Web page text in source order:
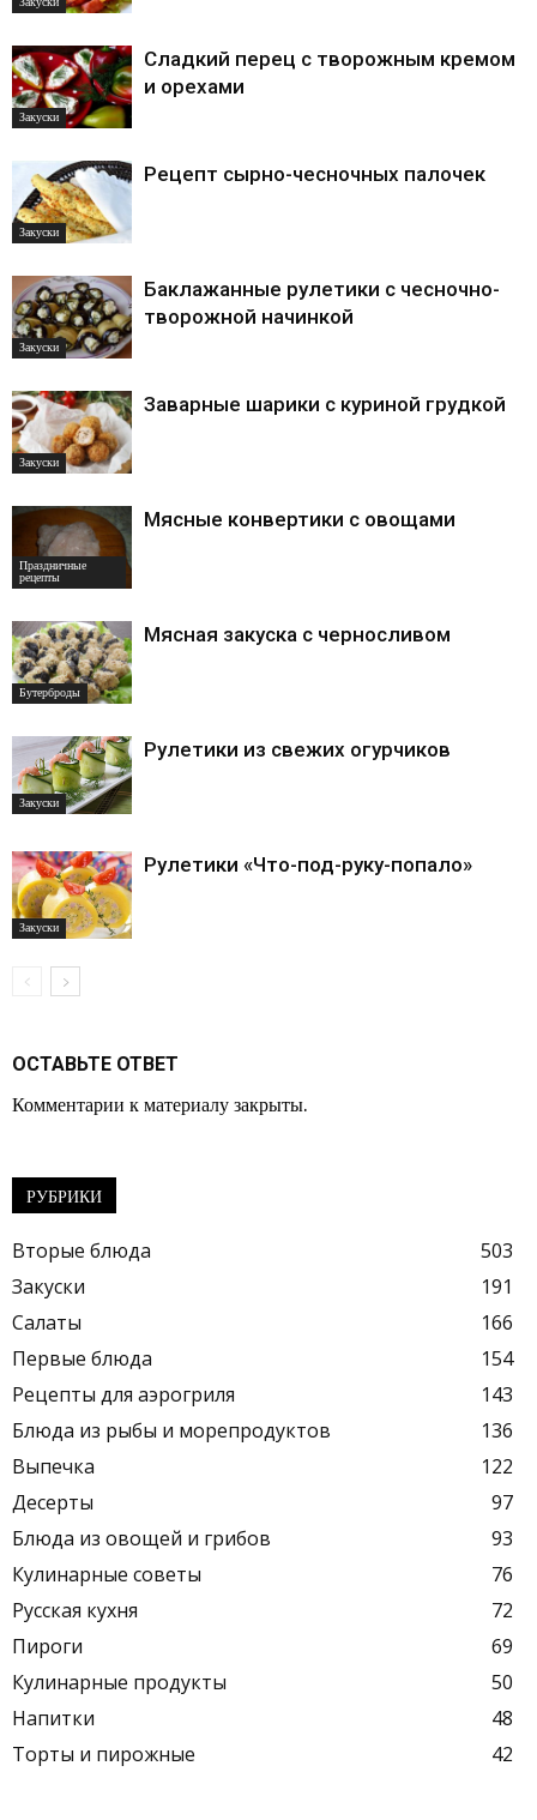
Закуски
Сладкий перец с творожным кремом
и орехами
Закуски
Рецепт сырно-чесночных палочек
Закуски
Баклажанные рулетики с чесночно-
творожной начинкой
Закуски
Заварные шарики с куриной грудкой
Праздничные
рецепты
Мясные конвертики с овощами
Бутерброды
Мясная закуска с черносливом
Закуски
Рулетики из свежих огурчиков
Закуски
Рулетики «Что-под-руку-попало»
ОСТАВЬТЕ ОТВЕТ
Комментарии к материалу закрыты.
РУБРИКИ
Вторые блюда
503
Закуски
191
Салаты
166
Первые блюда
154
Рецепты для аэрогриля
143
Блюда из рыбы и морепродуктов
136
Выпечка
122
Десерты
97
Блюда из овощей и грибов
93
Кулинарные советы
76
Русская кухня
72
Пироги
69
Кулинарные продукты
50
Напитки
48
Торты и пирожные
42